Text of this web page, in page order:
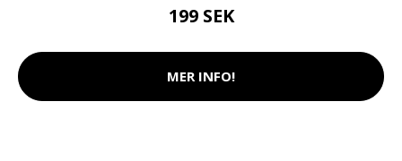
199 SEK
MER INFO!